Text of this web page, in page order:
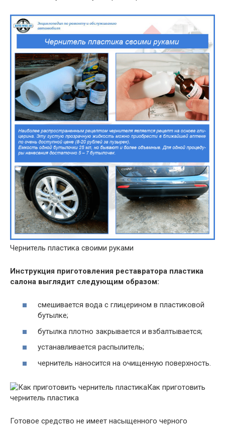
Чернитель пластика своими руками
Инструкция приготовления реставратора пластика
салона выглядит следующим образом:
смешивается вода с глицерином в пластиковой
бутылке;
бутылка плотно закрывается и взбалтывается;
устанавливается распылитель;
чернитель наносится на очищенную поверхность.
Как приготовить
чернитель пластика
Готовое средство не имеет насыщенного черного